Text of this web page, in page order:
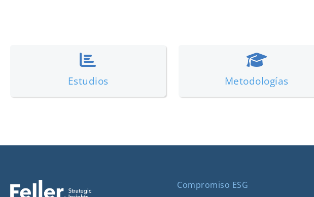
Estudios Metodologías
Compromiso ESG